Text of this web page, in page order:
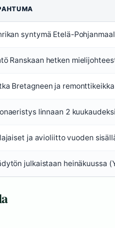
syntymä Etelä-
Ranskaan hetken
Bretagneen ja
linnaan 2
ja avioliitto vuoden
julkaistaan heinäkuussa